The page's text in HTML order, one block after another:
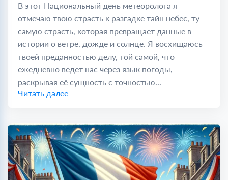
В этот Национальный день метеоролога я
отмечаю твою страсть к разгадке тайн небес, ту
самую страсть, которая превращает данные в
истории о ветре, дожде и солнце. Я восхищаюсь
твоей преданностью делу, той самой, что
ежедневно ведет нас через язык погоды,
раскрывая её сущность с точностью...
Читать далее